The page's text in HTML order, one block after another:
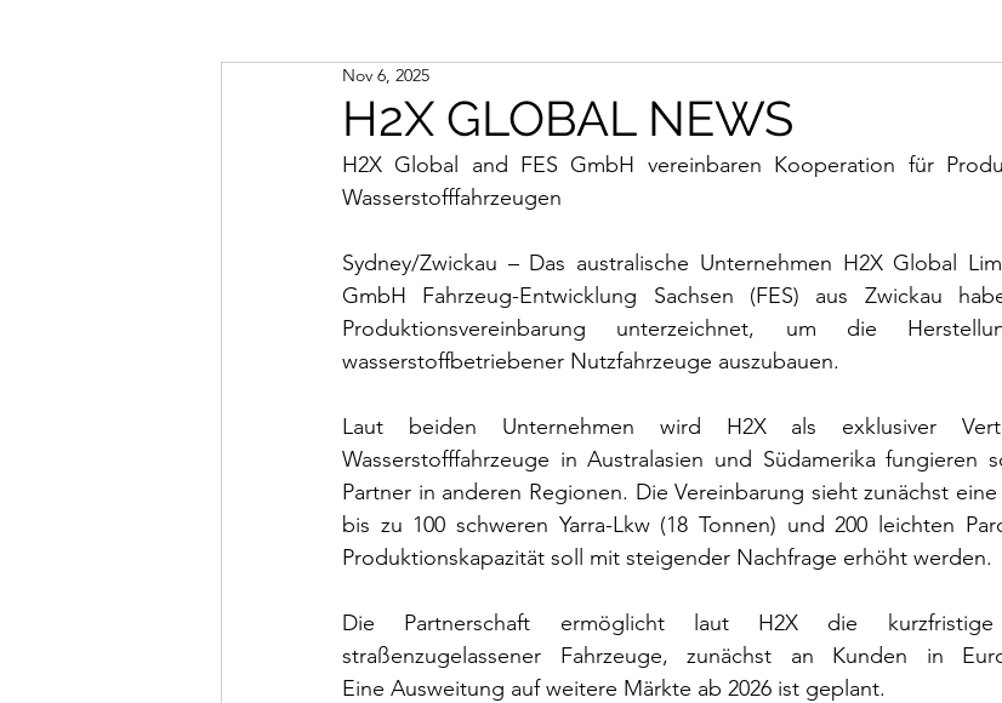
H2X GLOBAL NEWS
Nov 6, 2025
H2X Global and FES GmbH vereinbaren Kooperation für
Wasserstofffahrzeugen
Sydney/Zwickau – Das australische Unternehmen H2X Global
GmbH Fahrzeug-Entwicklung Sachsen (FES) aus Zwickau
Produktionsvereinbarung unterzeichnet, um die
wasserstoffbetriebener Nutzfahrzeuge auszubauen.
Laut beiden Unternehmen wird H2X als exklusiver
Wasserstofffahrzeuge in Australasien und Südamerika fungieren
Partner in anderen Regionen. Die Vereinbarung sieht zunächst
bis zu 100 schweren Yarra-Lkw (18 Tonnen) und 200 leichten
Produktionskapazität soll mit steigender Nachfrage erhöht werden.
Die Partnerschaft ermöglicht laut H2X die kurzfristige
straßenzugelassener Fahrzeuge, zunächst an Kunden in
Eine Ausweitung auf weitere Märkte ab 2026 ist geplant.